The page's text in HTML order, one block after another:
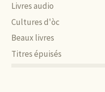
Livres audio
Cultures d'òc
Beaux livres
Titres épuisés